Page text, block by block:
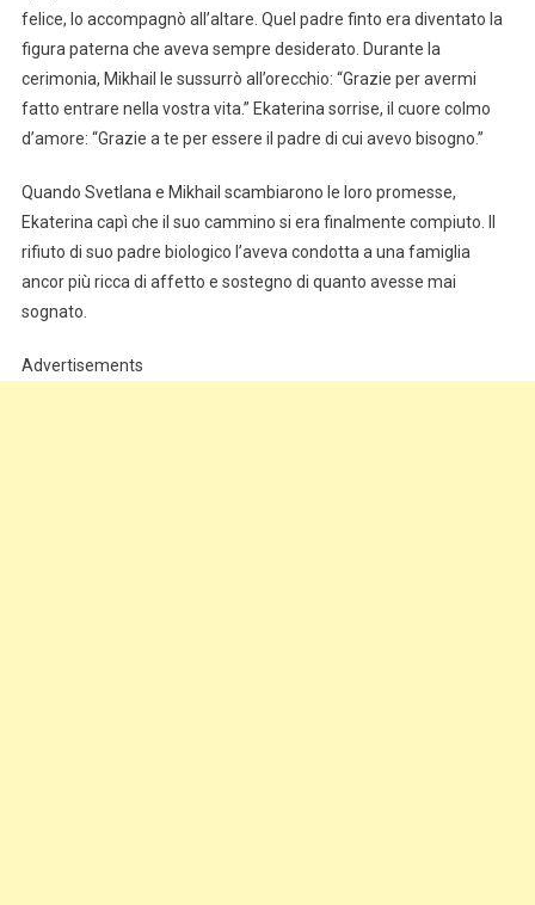
felice, lo accompagnò all’altare. Quel padre finto era diventato la
figura paterna che aveva sempre desiderato. Durante la
cerimonia, Mikhail le sussurrò all’orecchio: “Grazie per avermi
fatto entrare nella vostra vita.” Ekaterina sorrise, il cuore colmo
d’amore: “Grazie a te per essere il padre di cui avevo bisogno.”
Quando Svetlana e Mikhail scambiarono le loro promesse,
Ekaterina capì che il suo cammino si era finalmente compiuto. Il
rifiuto di suo padre biologico l’aveva condotta a una famiglia
ancor più ricca di affetto e sostegno di quanto avesse mai
sognato.
Advertisements